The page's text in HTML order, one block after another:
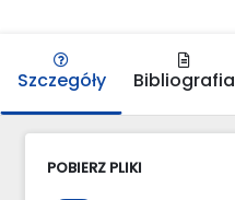
Szczegóły Bibliografia
POBIERZ PLIKI